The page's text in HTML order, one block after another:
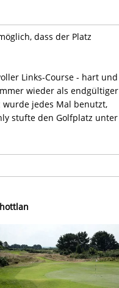
dass der Platz
Links-Course - hart und
wieder als endgültiger
jedes Mal benutzt,
stufte den Golfplatz unter